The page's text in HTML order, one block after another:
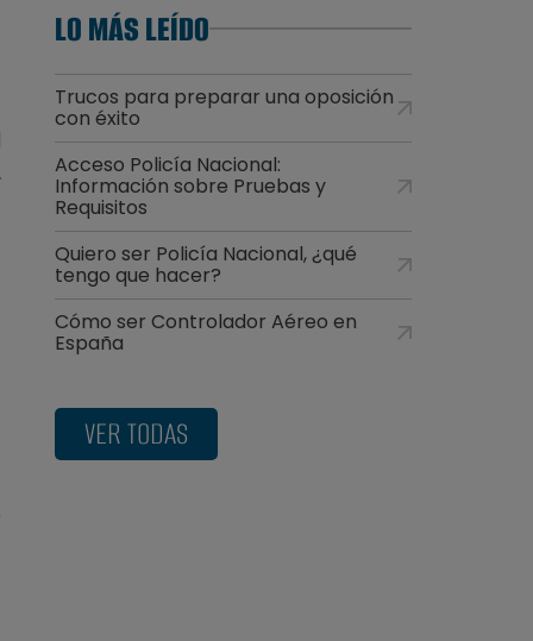
.
LO MÁS LEÍDO
Trucos para preparar una oposición
con éxito
Acceso Policía Nacional:
Información sobre Pruebas y
Requisitos
Quiero ser Policía Nacional, ¿qué
tengo que hacer?
Cómo ser Controlador Aéreo en
España
VER TODAS